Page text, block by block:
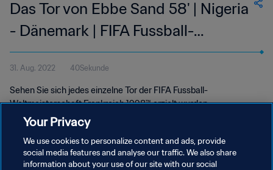
Das Tor von Ebbe Sand 58' | Nigeria
- Dänemark | FIFA Fussball-
Weltmeisterschaft Frankreich 1998™
31. Aug. 2022 40Sekunde
Sehen Sie sich jedes einzelne Tor der FIFA Fussball-
Weltmeisterschaft Frankreich 1998™ erzielt wurden.
Your Privacy
We use cookies to personalize content and ads, provide
social media features and analyse our traffic. We also share
information about your use of our site with our social